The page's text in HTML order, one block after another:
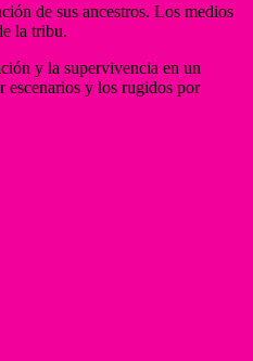
de sus ancestros. Los medios
la tribu.
y la supervivencia en un
escenarios y los rugidos por